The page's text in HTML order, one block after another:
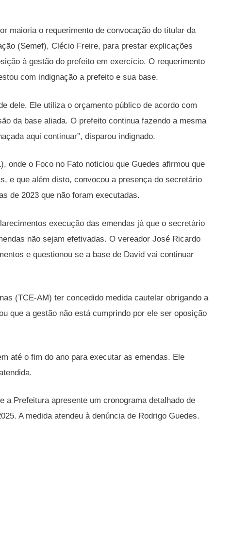
maioria o requerimento de convocação do titular da
(Semef), Clécio Freire, para prestar explicações
à gestão do prefeito em exercício. O requerimento
com indignação a prefeito e sua base.
dele. Ele utiliza o orçamento público de acordo com
da base aliada. O prefeito continua fazendo a mesma
aqui continuar”, disparou indignado.
onde o Foco no Fato noticiou que Guedes afirmou que
e que além disto, convocou a presença do secretário
de 2023 que não foram executadas.
execução das emendas já que o secretário
não sejam efetivadas. O vereador José Ricardo
e questionou se a base de David vai continuar
(TCE-AM) ter concedido medida cautelar obrigando a
que a gestão não está cumprindo por ele ser oposição
até o fim do ano para executar as emendas. Ele
a Prefeitura apresente um cronograma detalhado de
A medida atendeu à denúncia de Rodrigo Guedes.